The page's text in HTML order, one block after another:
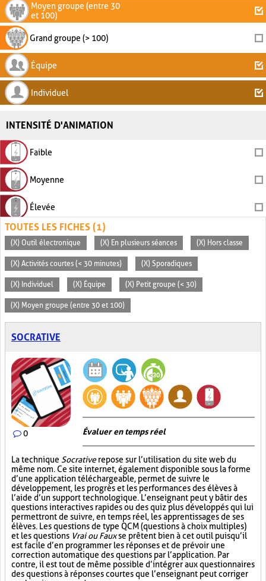
Moyen groupe (entre 30
et 100)
Grand groupe (> 100)
Équipe
Individuel
INTENSITÉ D'ANIMATION
Faible
Moyenne
Élevée
TOUTES LES FICHES (1)
(X) Outil électronique (X) En plusieurs séances (X) Hors classe
(X) Activités courtes (< 30 minutes) (X) Sporadiques
(X) Individuel (X) Équipe (X) Petit groupe (< 30)
(X) Moyen groupe (entre 30 et 100)
SOCRATIVE
0 Évaluer en temps réel
La technique Socrativerepose sur l’utilisation du site web du
même nom. Ce site internet, également disponible sous la forme
d’une application téléchargeable, permet de suivre le
développement, les progrès et les performances des élèves à
l’aide d’un support technologique. L’enseignant peut y bâtir des
questions interactives rapides ou des quiz plus développés qui lui
permettront de suivre, en temps réel, les apprentissages de ses
élèves. Les questions de type QCM (questions à choix multiples)
et les questions Vrai ou Fauxse prêtent bien à cet outil puisqu’il
est facile d’en programmer les réponses et de prévoir une
correction automatique des questions par l’application. Par
contre, il est tout de même possible d’intégrer aux questionnaires
des questions à réponses courtes que l’enseignant peut corriger